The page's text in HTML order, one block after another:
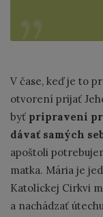
V čase, keď je to
otvorení prijať
byť pripravení
dávať samých
apoštoli
matka. Mária je
Katolíckej Cirkvi
a nachádzať